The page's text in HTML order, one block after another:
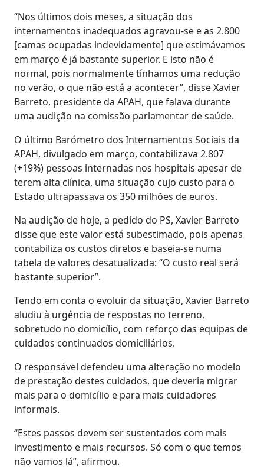
“Nos últimos dois meses, a situação dos
internamentos inadequados agravou-se e as 2.800
[camas ocupadas indevidamente] que estimávamos
em março é já bastante superior. E isto não é
normal, pois normalmente tínhamos uma redução
no verão, o que não está a acontecer”, disse Xavier
Barreto, presidente da APAH, que falava durante
uma audição na comissão parlamentar de saúde.
O último Barómetro dos Internamentos Sociais da
APAH, divulgado em março, contabilizava 2.807
(+19%) pessoas internadas nos hospitais apesar de
terem alta clínica, uma situação cujo custo para o
Estado ultrapassava os 350 milhões de euros.
Na audição de hoje, a pedido do PS, Xavier Barreto
disse que este valor está subestimado, pois apenas
contabiliza os custos diretos e baseia-se numa
tabela de valores desatualizada: “O custo real será
bastante superior”.
Tendo em conta o evoluir da situação, Xavier Barreto
aludiu à urgência de respostas no terreno,
sobretudo no domicílio, com reforço das equipas de
cuidados continuados domiciliários.
O responsável defendeu uma alteração no modelo
de prestação destes cuidados, que deveria migrar
mais para o domicílio e para mais cuidadores
informais.
“Estes passos devem ser sustentados com mais
investimento e mais recursos. Só com o que temos
não vamos lá”, afirmou.